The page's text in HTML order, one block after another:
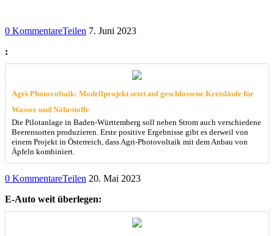
0 KommentareTeilen 7. Juni 2023
:
Agri-Photovoltaik: Modellprojekt setzt auf geschlossene Kreisläufe für
Wasser und Nährstoffe
Die Pilotanlage in Baden-Württemberg soll neben Strom auch verschiedene
Beerensorten produzieren. Erste positive Ergebnisse gibt es derweil von
einem Projekt in Österreich, dass Agri-Photovoltaik mit dem Anbau von
Äpfeln kombiniert.
0 KommentareTeilen 20. Mai 2023
E-Auto weit überlegen: